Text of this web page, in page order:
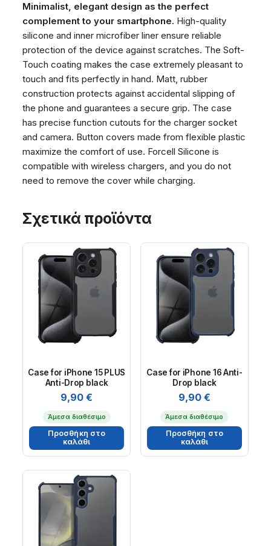
Minimalist, elegant design as the perfect
complement to your smartphone. High-quality
silicone and inner microfiber liner ensure reliable
protection of the device against scratches. The Soft-
Touch coating makes the case extremely pleasant to
touch and fits perfectly in hand. Matt, rubber
construction protects against accidental slipping of
the phone and guarantees a secure grip. The case
has precise function cutouts for the charger socket
and camera. Button covers made from flexible plastic
maximize the comfort of use. Forcell Silicone is
compatible with wireless chargers, and you do not
need to remove the cover while charging.
Σχετικά προϊόντα
Case for iPhone 15 PLUS
Anti-Drop black
9,90€
Άμεσα διαθέσιμο
Προσθήκη στο
καλάθι
Case for iPhone 16 Anti-
Drop black
9,90 €
Άμεσα διαθέσιμο
Προσθήκη στο
καλάθι